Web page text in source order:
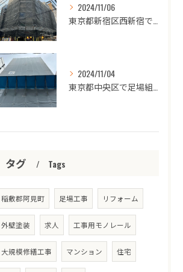
2024/11/06
2024/11/04
タグ Tags
稲敷郡阿見町 足場工事 リフォーム
外壁塗装 求人 工事用モノレール
大規模修繕工事 マンション 住宅